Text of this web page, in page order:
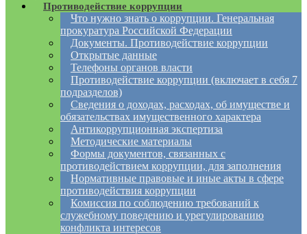
Противодействие коррупции
Что нужно знать о коррупции. Генеральная
прокуратура Российской Федерации
Документы. Противодействие коррупции
Открытые данные
Телефоны органов власти
Противодействие коррупции (включает в себя 7
подразделов)
Сведения о доходах, расходах, об имуществе и
обязательствах имущественного характера
Антикоррупционная экспертиза
Методические материалы
Формы документов, связанных с
противодействием коррупции, для заполнения
Нормативные правовые и иные акты в сфере
противодействия коррупции
Комиссия по соблюдению требований к
служебному поведению и урегулированию
конфликта интересов